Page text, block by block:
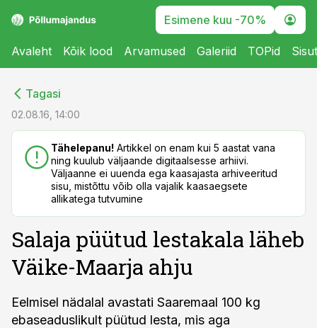
Esimene kuu -70%
Avaleht Kõik lood Arvamused Galeriid TOPid
Tagasi
02.08.16, 14:00
Tähelepanu! Artikkel on enam kui 5 aastat vana
ning kuulub väljaande digitaalsesse arhiivi.
Väljaanne ei uuenda ega kaasajasta arhiveeritud
sisu, mistõttu võib olla vajalik kaasaegsete
allikatega tutvumine
Salaja püütud lestakala läheb
Väike-Maarja ahju
Eelmisel nädalal avastati Saaremaal 100 kg
ebaseaduslikult püütud lesta, mis aga